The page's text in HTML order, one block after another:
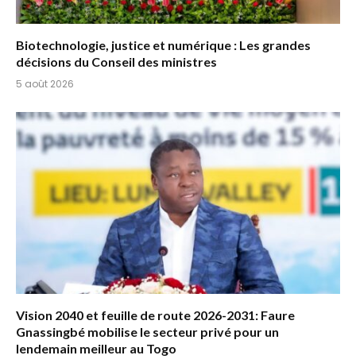
Biotechnologie, justice et numérique : Les grandes
décisions du Conseil des ministres
5 août 2026
Vision 2040 et feuille de route 2026-2031: Faure
Gnassingbé mobilise le secteur privé pour un
lendemain meilleur au Togo